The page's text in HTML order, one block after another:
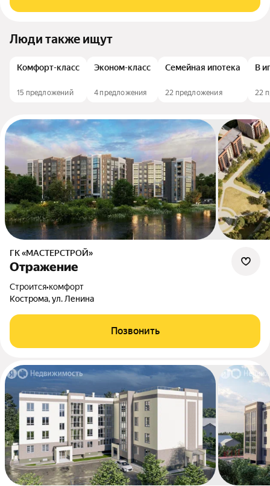
Люди также ищут
Комфорт-класс
15 предложений
Эконом-класс
4 предложения
Семейная ипотека
22 предложения
В
22
ГК «МАСТЕРСТРОЙ»
Отражение
Строится•комфорт
Кострома, ул. Ленина
Позвонить